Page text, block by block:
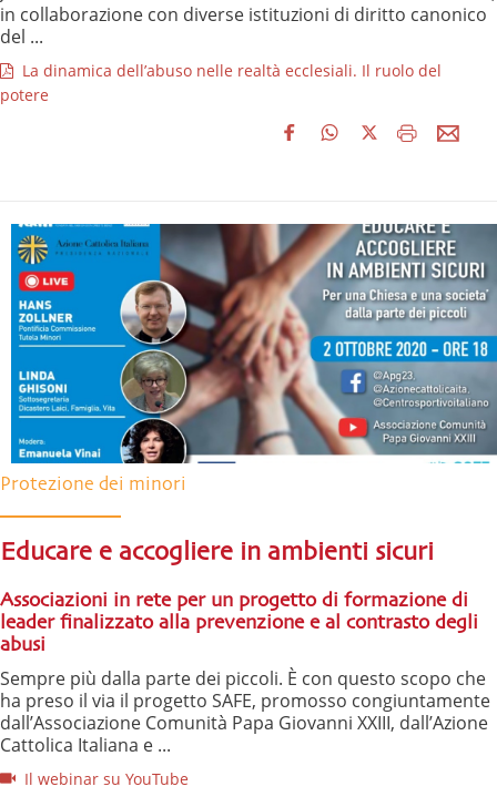
in collaborazione con diverse istituzioni di diritto canonico
del ...
La dinamica dell’abuso nelle realtà ecclesiali. Il ruolo del
potere
Protezione dei minori
Educare e accogliere in ambienti sicuri
Associazioni in rete per un progetto di formazione di
leader finalizzato alla prevenzione e al contrasto degli
abusi
Sempre più dalla parte dei piccoli. È con questo scopo che
ha preso il via il progetto SAFE, promosso congiuntamente
dall’Associazione Comunità Papa Giovanni XXIII, dall’Azione
Cattolica Italiana e ...
Il webinar su YouTube